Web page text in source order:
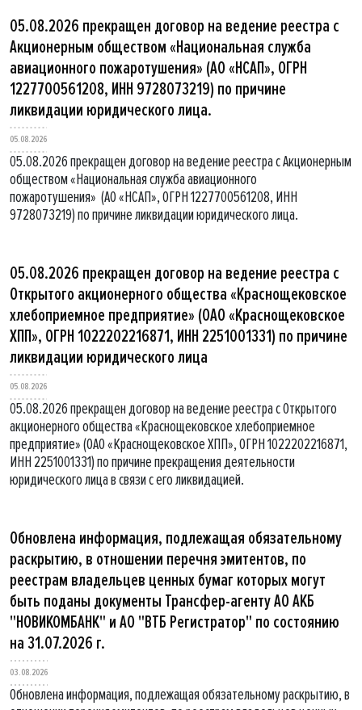
05.08.2026 прекращен договор на ведение реестра с
Акционерным обществом «Национальная служба
авиационного пожаротушения» (АО «НСАП», ОГРН
1227700561208, ИНН 9728073219) по причине
ликвидации юридического лица.
05.08.2026
05.08.2026 прекращен договор на ведение реестра с Акционерным
обществом «Национальная служба авиационного
пожаротушения» (АО «НСАП», ОГРН 1227700561208, ИНН
9728073219) по причине ликвидации юридического лица.
05.08.2026 прекращен договор на ведение реестра с
Открытого акционерного общества «Краснощековское
хлебоприемное предприятие» (ОАО «Краснощековское
ХПП», ОГРН 1022202216871, ИНН 2251001331) по причине
ликвидации юридического лица
05.08.2026
05.08.2026 прекращен договор на ведение реестра с Открытого
акционерного общества «Краснощековское хлебоприемное
предприятие» (ОАО «Краснощековское ХПП», ОГРН 1022202216871,
ИНН 2251001331) по причине прекращения деятельности
юридического лица в связи с его ликвидацией.
Обновлена информация, подлежащая обязательному
раскрытию, в отношении перечня эмитентов, по
реестрам владельцев ценных бумаг которых могут
быть поданы документы Трансфер-агенту АО АКБ
"НОВИКОМБАНК" и АО "ВТБ Регистратор" по состоянию
на 31.07.2026 г.
03.08.2026
Обновлена информация, подлежащая обязательному раскрытию, в